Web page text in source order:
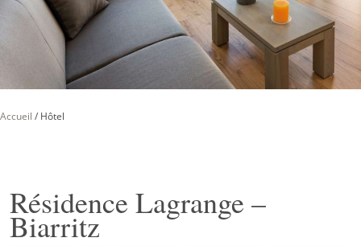
Accueil / Hôtel
Résidence Lagrange –
Biarritz